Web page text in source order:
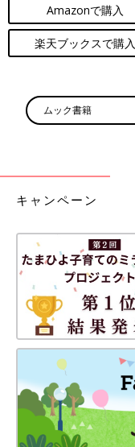
Amazonで購入
楽天ブックスで購入
ムック書籍
キャンペーン